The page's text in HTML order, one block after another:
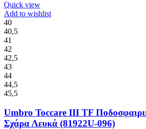
Quick view
Add to wishlist
40
40,5
41
42
42,5
43
44
44,5
45,5
Umbro Toccare III TF
Σχάρα Λευκά (81922U-096)